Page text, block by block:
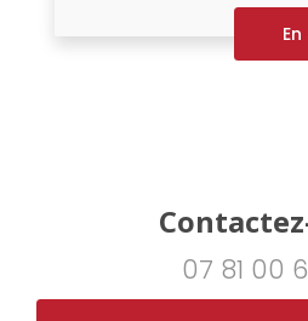
07 81 00